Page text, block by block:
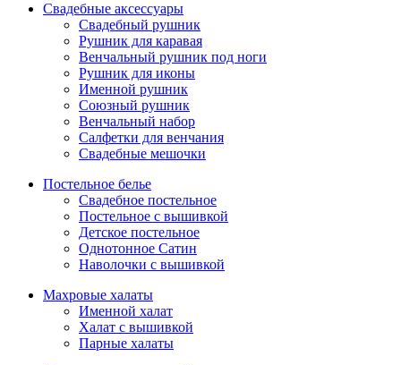
Свадебные аксессуары
Свадебный рушник
Рушник для каравая
Венчальный рушник под ноги
Рушник для иконы
Именной рушник
Союзный рушник
Венчальный набор
Салфетки для венчания
Свадебные мешочки
Постельное белье
Свадебное постельное
Постельное с вышивкой
Детское постельное
Однотонное Сатин
Наволочки с вышивкой
Махровые халаты
Именной халат
Халат с вышивкой
Парные халаты